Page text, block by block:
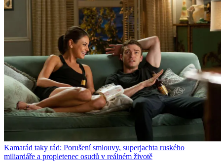
Kamarád taky rád: Porušení smlouvy, superjachta ruského
miliardáře a propletenec osudů v reálném životě